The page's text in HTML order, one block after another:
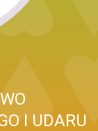
I UDARU